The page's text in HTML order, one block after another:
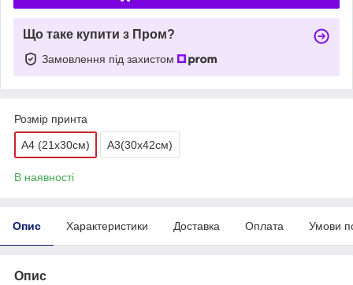
Що таке купити з Пром?
Замовлення під захистом
Розмір принта
А4 (21х30см) A3(30x42см)
В наявності
Опис Характеристики Доставка Оплата Умови
Опис